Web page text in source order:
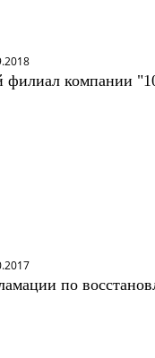
компании
по